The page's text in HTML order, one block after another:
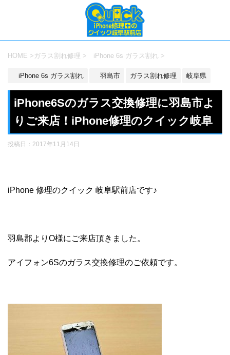
HOME > ガラス割れ修理 > iPhone 6s ガラス割れ >
iPhone 6s ガラス割れ 羽島市 ガラス割れ修理 岐阜県
iPhone6Sのガラス交換修理に羽島市よ
りご来店！iPhone修理のクイック岐阜
投稿日： 2017年11月14日
iPhone 修理のクイック 岐阜駅前店です♪
羽島郡よりO様にご来店頂きました。
アイフォン6Sのガラス交換修理のご依頼です。